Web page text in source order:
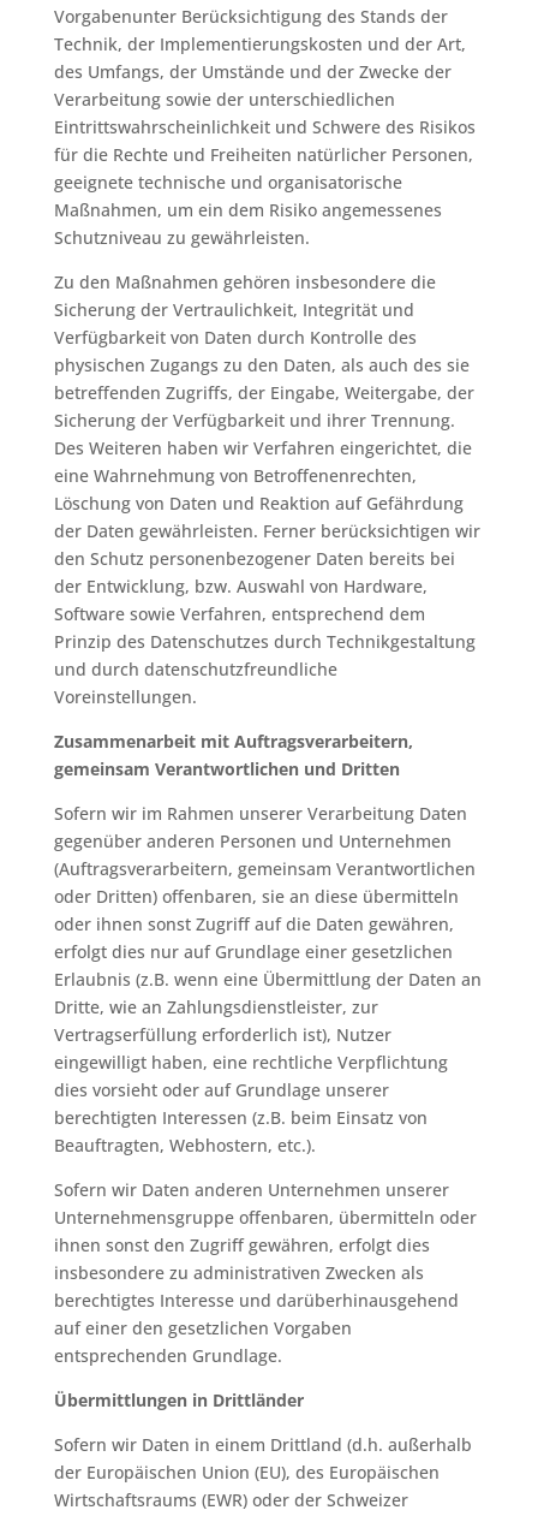
Vorgabenunter Berücksichtigung des Stands der
Technik, der Implementierungskosten und der Art,
des Umfangs, der Umstände und der Zwecke der
Verarbeitung sowie der unterschiedlichen
Eintrittswahrscheinlichkeit und Schwere des Risikos
für die Rechte und Freiheiten natürlicher Personen,
geeignete technische und organisatorische
Maßnahmen, um ein dem Risiko angemessenes
Schutzniveau zu gewährleisten.
Zu den Maßnahmen gehören insbesondere die
Sicherung der Vertraulichkeit, Integrität und
Verfügbarkeit von Daten durch Kontrolle des
physischen Zugangs zu den Daten, als auch des sie
betreffenden Zugriffs, der Eingabe, Weitergabe, der
Sicherung der Verfügbarkeit und ihrer Trennung.
Des Weiteren haben wir Verfahren eingerichtet, die
eine Wahrnehmung von Betroffenenrechten,
Löschung von Daten und Reaktion auf Gefährdung
der Daten gewährleisten. Ferner berücksichtigen wir
den Schutz personenbezogener Daten bereits bei
der Entwicklung, bzw. Auswahl von Hardware,
Software sowie Verfahren, entsprechend dem
Prinzip des Datenschutzes durch Technikgestaltung
und durch datenschutzfreundliche
Voreinstellungen.
Zusammenarbeit mit Auftragsverarbeitern,
gemeinsam Verantwortlichen und Dritten
Sofern wir im Rahmen unserer Verarbeitung Daten
gegenüber anderen Personen und Unternehmen
(Auftragsverarbeitern, gemeinsam Verantwortlichen
oder Dritten) offenbaren, sie an diese übermitteln
oder ihnen sonst Zugriff auf die Daten gewähren,
erfolgt dies nur auf Grundlage einer gesetzlichen
Erlaubnis (z.B. wenn eine Übermittlung der Daten an
Dritte, wie an Zahlungsdienstleister, zur
Vertragserfüllung erforderlich ist), Nutzer
eingewilligt haben, eine rechtliche Verpflichtung
dies vorsieht oder auf Grundlage unserer
berechtigten Interessen (z.B. beim Einsatz von
Beauftragten, Webhostern, etc.).
Sofern wir Daten anderen Unternehmen unserer
Unternehmensgruppe offenbaren, übermitteln oder
ihnen sonst den Zugriff gewähren, erfolgt dies
insbesondere zu administrativen Zwecken als
berechtigtes Interesse und darüberhinausgehend
auf einer den gesetzlichen Vorgaben
entsprechenden Grundlage.
Übermittlungen in Drittländer
Sofern wir Daten in einem Drittland (d.h. außerhalb
der Europäischen Union (EU), des Europäischen
Wirtschaftsraums (EWR) oder der Schweizer